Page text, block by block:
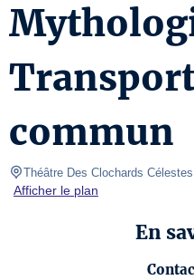
commun
Théâtre Des Clochards Célestes
Afficher le plan
En